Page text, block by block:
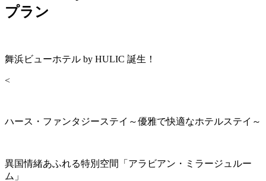
プラン
舞浜ビューホテル by HULIC 誕生！
<
ハース・ファンタジーステイ～優雅で快適なホテルステイ～
異国情緒あふれる特別空間「アラビアン・ミラージュルー
ム」